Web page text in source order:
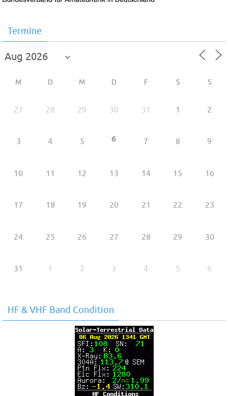
Termine
M D M D F S S
27 28 29 30 31 1 2
3 4 5 6 7 8 9
10 11 12 13 14 15 16
17 18 19 20 21 22 23
24 25 26 27 28 29 30
31 1 2 3 4 5 6
HF & VHF Band Condition